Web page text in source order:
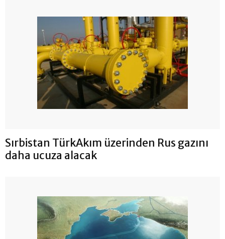
Sırbistan TürkAkım üzerinden Rus gazını
daha ucuza alacak